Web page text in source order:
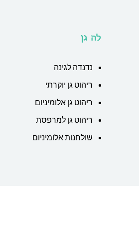
לה גן
נדנדה לגינה
ריהוט גן יוקרתי
ריהוט גן אלומיניום
ריהוט גן למרפסת
שולחנות אלומיניום